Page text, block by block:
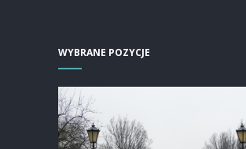
WYBRANE POZYCJE